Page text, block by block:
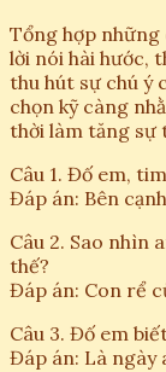
Tổng hợp
lời nói hài hước,
thu hút sự chú ý
chọn kỹ càng
thời làm tăng sự
Câu 1. Đố em,
Đáp án: Bên
Câu 2. Sao nhìn
thế?
Đáp án: Con rể
Câu 3. Đố em
Đáp án: Là ngày